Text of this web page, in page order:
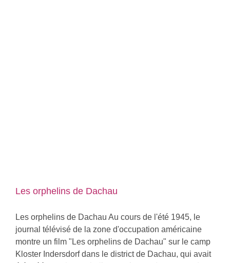
Les orphelins de Dachau
Les orphelins de Dachau Au cours de l'été 1945, le
journal télévisé de la zone d'occupation américaine
montre un film "Les orphelins de Dachau" sur le camp
Kloster Indersdorf dans le district de Dachau, qui avait